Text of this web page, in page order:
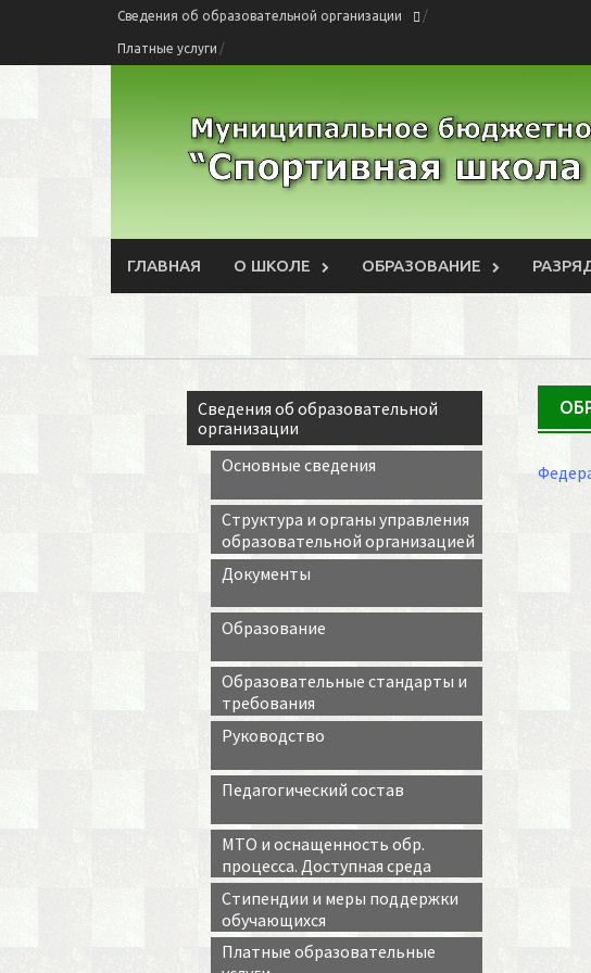
содержимому
Сведения об образовательной организации
Платные услуги
ГЛАВНАЯ О ШКОЛЕ ОБРАЗОВАНИЕ
Сведения об образовательной
организации
Основные сведения
Структура и органы управления
образовательной организацией
Документы
Образование
Образовательные стандарты и
требования
Руководство
Педагогический состав
МТО и оснащенность обр.
процесса. Доступная среда
Стипендии и меры поддержки
обучающихся
Платные образовательные